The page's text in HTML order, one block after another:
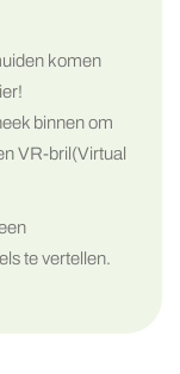
komen
binnen om
VR-bril(Virtual
te vertellen.